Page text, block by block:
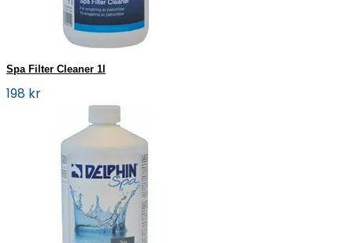
Spa Filter Cleaner 1l
198 kr